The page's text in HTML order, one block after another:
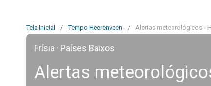
Tela Inicial / Tempo Heerenveen / Alertas meteorológicos -
Frísia · Países Baixos
Alertas